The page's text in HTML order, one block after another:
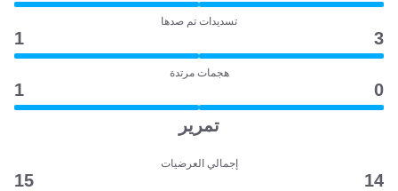
تسديدات تم صدها
3
1
هجمات مرتدة
0
1
تمرير
إجمالي العرضيات
14
15